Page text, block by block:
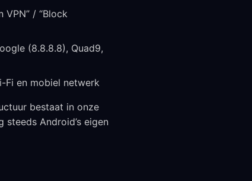
VPN” / “Block
(8.8.8.8), Quad9,
Fi en mobiel netwerk
bestaat in onze
Android’s eigen